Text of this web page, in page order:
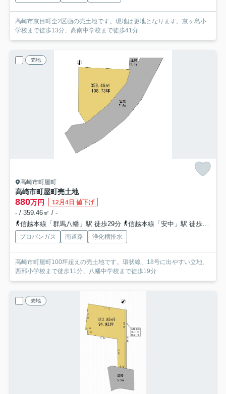
高崎市京目町全2区画の売土地です。現地は更地となります。京ヶ島小
学校まで徒歩13分、高南中学校まで徒歩41分
売地
高崎市町屋町
高崎市町屋町売土地
880万円 12月4日 値下げ
- / 359.46㎡ / -
信越本線「群馬八幡」駅 徒歩29分
信越本線「安中」駅 徒歩55分
プロパンガス 南道路 浄化槽排水
高崎市町屋町100坪超えの売土地です。環状線、18号に出やすい立地、
西部小学校まで徒歩11分、八幡中学校まで徒歩19分
売地